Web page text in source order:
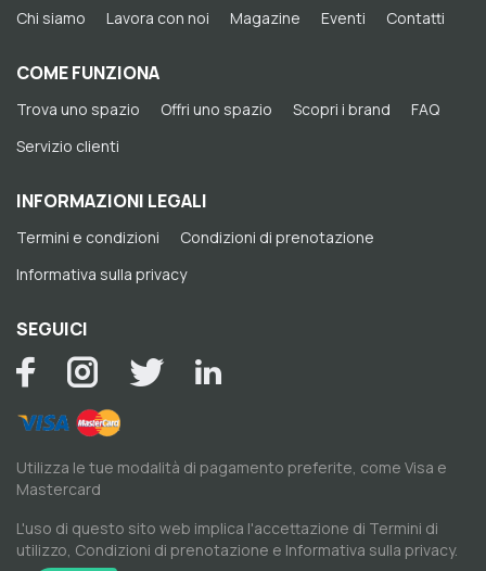
Chi siamo Lavora con noi Magazine Eventi Contatti
COME FUNZIONA
Trova uno spazio Offri uno spazio Scopri i brand
FAQ
Servizio clienti
INFORMAZIONI LEGALI
Termini e condizioni
Condizioni di prenotazione
Informativa sulla privacy
SEGUICI
Utilizza le tue modalità di pagamento preferite, come Visa e
Mastercard
L'uso di questo sito web implica l'accettazione di Termini di
utilizzo, Condizioni di prenotazione e Informativa sulla privacy.